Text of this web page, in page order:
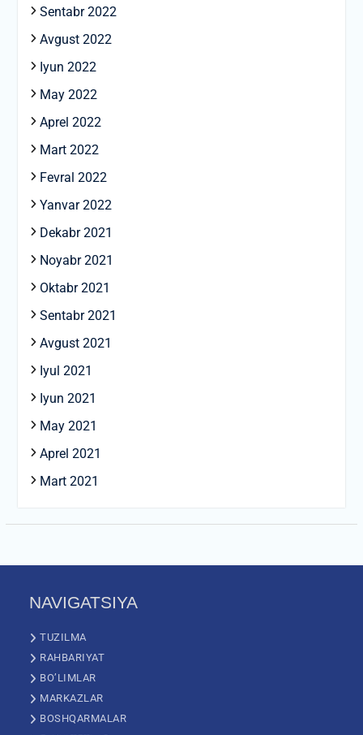
Sentabr 2022
Avgust 2022
Iyun 2022
May 2022
Aprel 2022
Mart 2022
Fevral 2022
Yanvar 2022
Dekabr 2021
Noyabr 2021
Oktabr 2021
Sentabr 2021
Avgust 2021
Iyul 2021
Iyun 2021
May 2021
Aprel 2021
Mart 2021
NAVIGATSIYA
TUZILMA
RAHBARIYAT
BO’LIMLAR
MARKAZLAR
BOSHQARMALAR